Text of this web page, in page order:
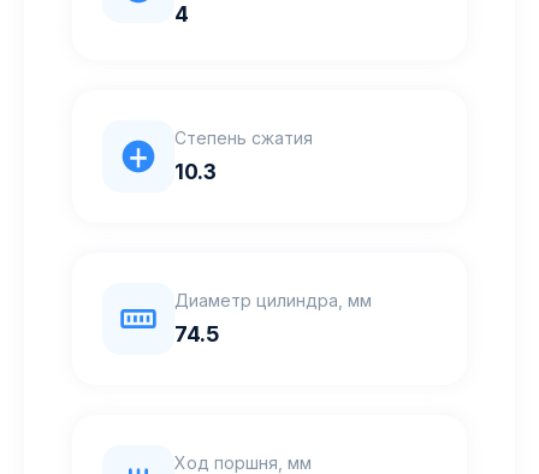
4
Степень сжатия
10.3
Диаметр цилиндра, мм
74.5
Ход поршня, мм